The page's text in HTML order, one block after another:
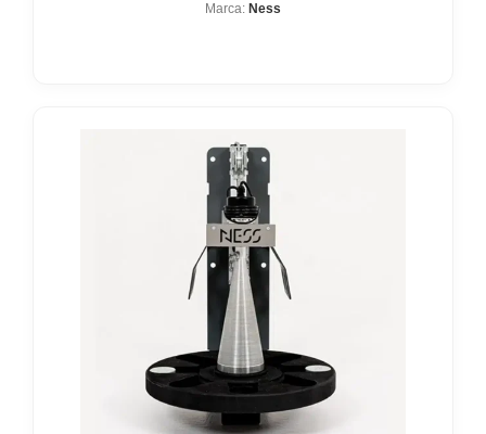
Marca: Ness